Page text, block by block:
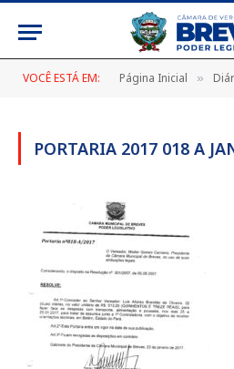
VOCÊ ESTÁ EM: Página Inicial »
PORTARIA 2017 018 A